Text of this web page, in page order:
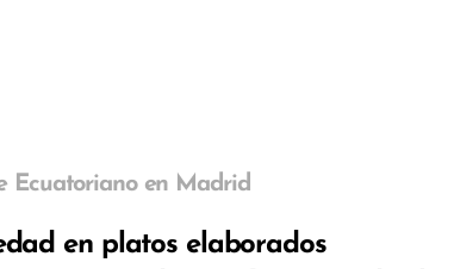
Ecuatoriano en Madrid
en platos elaborados